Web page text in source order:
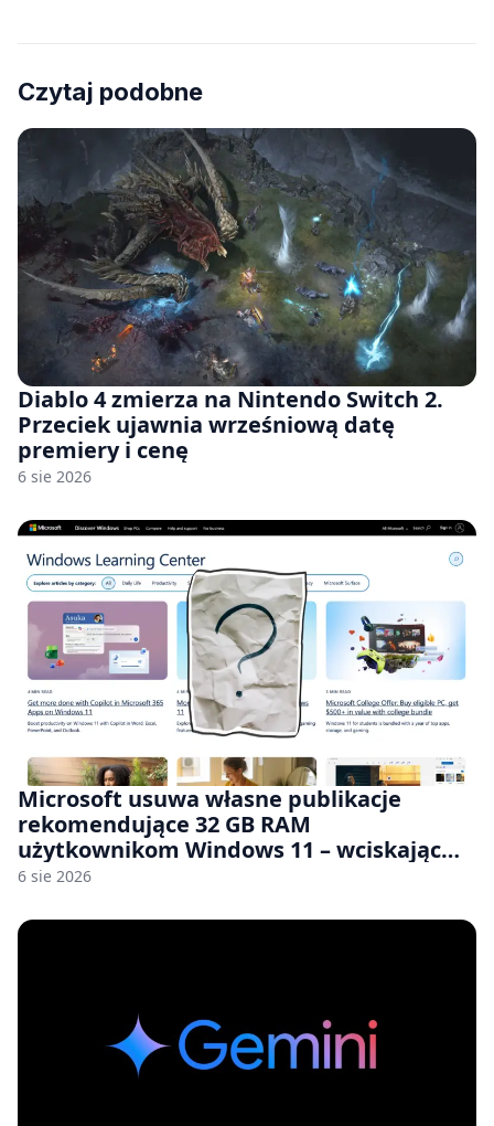
Czytaj podobne
Diablo 4 zmierza na Nintendo Switch 2.
Przeciek ujawnia wrześniową datę
premiery i cenę
6 sie 2026
Microsoft usuwa własne publikacje
rekomendujące 32 GB RAM
użytkownikom Windows 11 – wciskając
nam przy tym komputery z 8 GB RAM po
6 sie 2026